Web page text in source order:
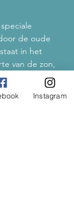
de oude
in het
van de zon,
Pot-Luck
Instagram